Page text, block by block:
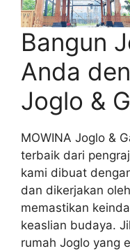
Bangun
Anda
Joglo &
MOWINA Joglo &
terbaik dari
kami dibuat
dan dikerjakan
memastikan
keaslian budaya.
rumah Joglo yang